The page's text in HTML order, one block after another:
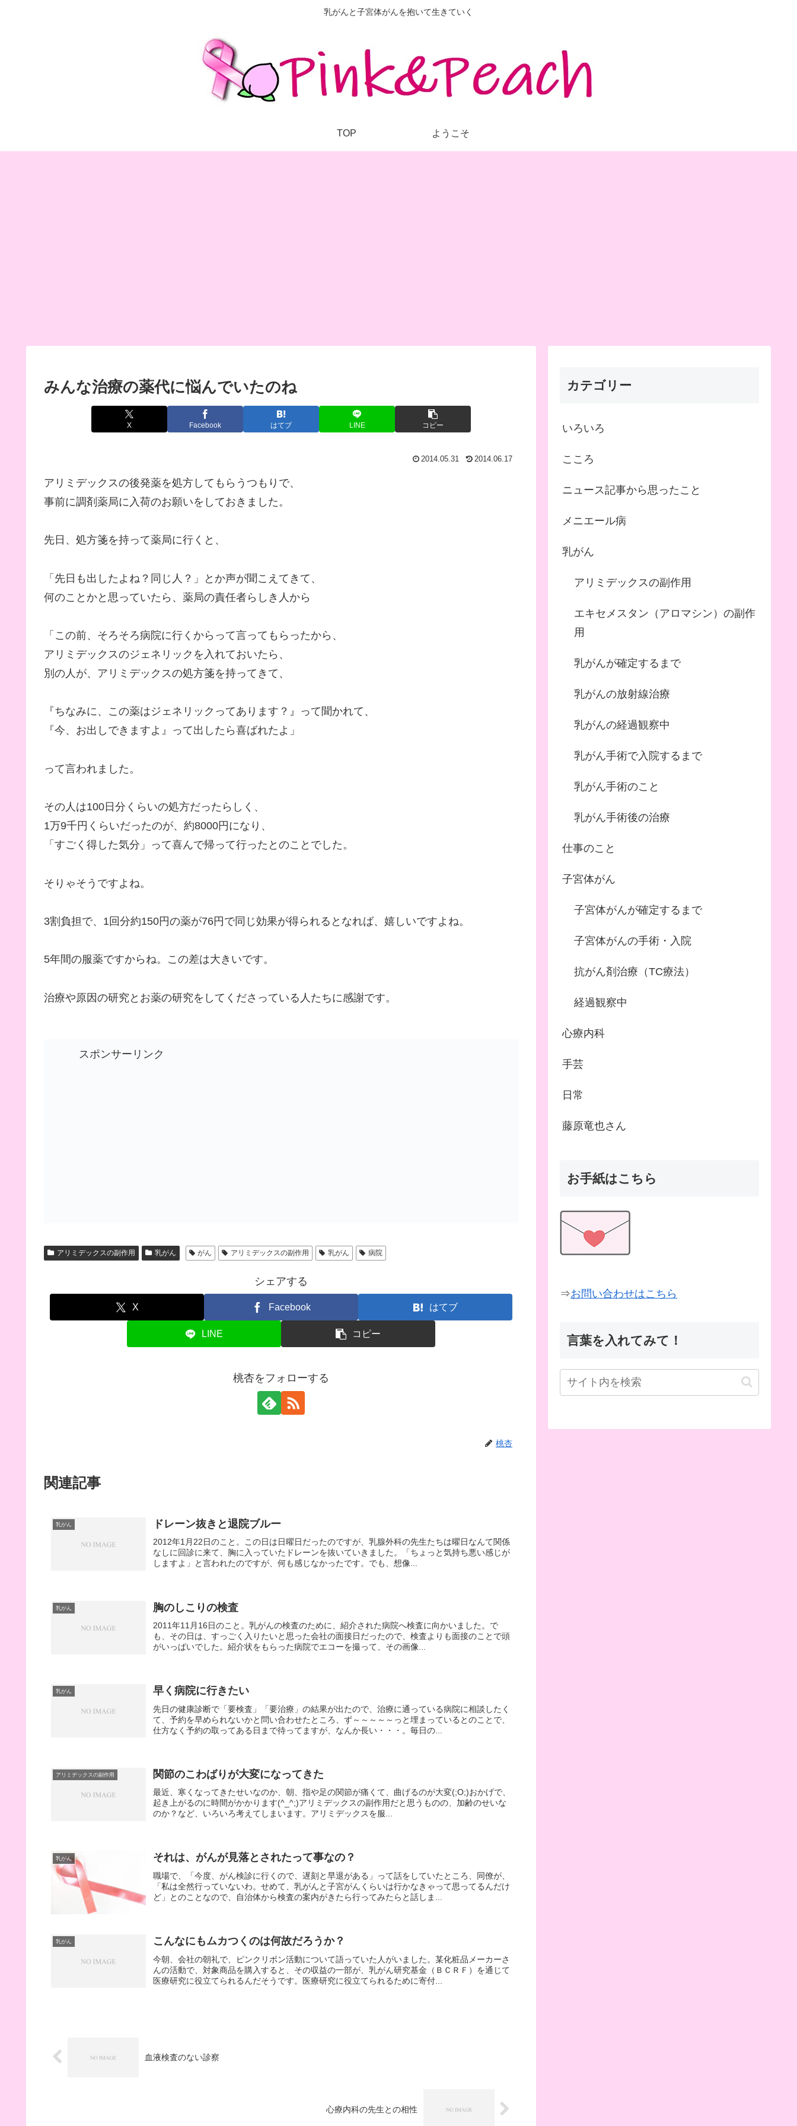
乳がんと子宮体がんを抱いて生きていく
TOP ようこそ
みんな治療の薬代に悩んでいたのね
X Facebook はてブ LINE コピー
2014.05.31 2014.06.17
アリミデックスの後発薬を処方してもらうつもりで、
事前に調剤薬局に入荷のお願いをしておきました。
先日、処方箋を持って薬局に行くと、
「先日も出したよね？同じ人？」とか声が聞こえてきて、
何のことかと思っていたら、薬局の責任者らしき人から
「この前、そろそろ病院に行くからって言ってもらったから、
アリミデックスのジェネリックを入れておいたら、
別の人が、アリミデックスの処方箋を持ってきて、
『ちなみに、この薬はジェネリックってあります？』って聞かれて、
『今、お出しできますよ』って出したら喜ばれたよ」
って言われました。
その人は100日分くらいの処方だったらしく、
1万9千円くらいだったのが、約8000円になり、
「すごく得した気分」って喜んで帰って行ったとのことでした。
そりゃそうですよね。
3割負担で、1回分約150円の薬が76円で同じ効果が得られるとなれば、嬉しいですよね。
5年間の服薬ですからね。この差は大きいです。
治療や原因の研究とお薬の研究をしてくださっている人たちに感謝です。
スポンサーリンク
アリミデックスの副作用 乳がん がん アリミデックスの副作用 乳がん 病院
シェアする
X Facebook はてブ
LINE コピー
桃杏をフォローする
桃杏
関連記事
乳がん ドレーン抜きと退院ブルー
2012年1月22日のこと。この日は日曜日だったのですが、乳腺外科の先生たちは曜日なんて関係
なしに回診に来て、胸に入っていたドレーンを抜いていきました。「ちょっと気持ち悪い感じが
しますよ」と言われたのですが、何も感じなかったです。でも、想像...
乳がん 胸のしこりの検査
2011年11月16日のこと。乳がんの検査のために、紹介された病院へ検査に向かいました。で
も、その日は、すっごく入りたいと思った会社の面接日だったので、検査よりも面接のことで頭
がいっぱいでした。紹介状をもらった病院でエコーを撮って、その画像...
乳がん 早く病院に行きたい
先日の健康診断で「要検査」「要治療」の結果が出たので、治療に通っている病院に相談したく
て、予約を早められないかと問い合わせたところ、ず～～～～～っと埋まっているとのことで、
仕方なく予約の取ってある日まで待ってますが、なんか長い・・・。毎日の...
アリミデックスの副作用 関節のこわばりが大変になってきた
最近、寒くなってきたせいなのか、朝、指や足の関節が痛くて、曲げるのが大変(;O;)おかげで、
起き上がるのに時間がかかります(^_^;)アリミデックスの副作用だと思うものの、加齢のせいな
のか？など、いろいろ考えてしまいます。アリミデックスを服...
乳がん それは、がんが見落とされたって事なの？
職場で、「今度、がん検診に行くので、遅刻と早退がある」って話をしていたところ、同僚が、
「私は全然行っていないわ。せめて、乳がんと子宮がんくらいは行かなきゃって思ってるんだけ
ど」とのことなので、自治体から検査の案内がきたら行ってみたらと話しま...
乳がん こんなにもムカつくのは何故だろうか？
今朝、会社の朝礼で、ピンクリボン活動について語っていた人がいました。某化粧品メーカーさ
んの活動で、対象商品を購入すると、その収益の一部が、乳がん研究基金（ＢＣＲＦ）を通じて
医療研究に役立てられるんだそうです。医療研究に役立てられるために寄付...
血液検査のない診察
心療内科の先生との相性
カテゴリー
いろいろ
こころ
ニュース記事から思ったこと
メニエール病
乳がん
アリミデックスの副作用
エキセメスタン（アロマシン）の副作
用
乳がんが確定するまで
乳がんの放射線治療
乳がんの経過観察中
乳がん手術で入院するまで
乳がん手術のこと
乳がん手術後の治療
仕事のこと
子宮体がん
子宮体がんが確定するまで
子宮体がんの手術・入院
抗がん剤治療（TC療法）
経過観察中
心療内科
手芸
日常
藤原竜也さん
お手紙はこちら
⇒お問い合わせはこちら
言葉を入れてみて！